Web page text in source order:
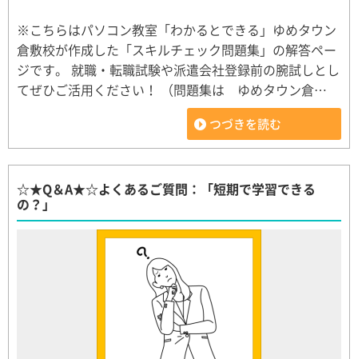
※こちらはパソコン教室「わかるとできる」ゆめタウン
倉敷校が作成した「スキルチェック問題集」の解答ペー
ジです。 就職・転職試験や派遣会社登録前の腕試しとし
てぜひご活用ください！ （問題集は ゆめタウン倉…
つづきを読む
☆★Q＆A★☆よくあるご質問：「短期で学習できる
の？」